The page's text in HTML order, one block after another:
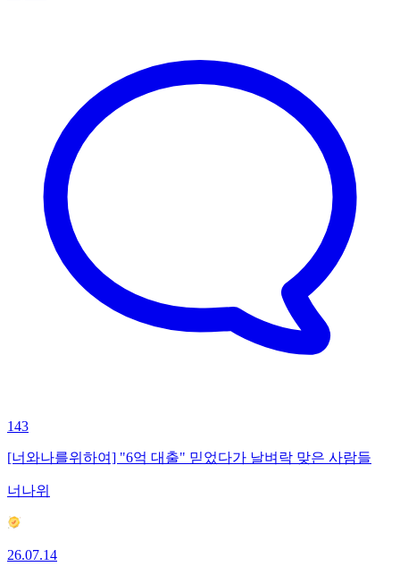
143
[너와나를위하여] "6억 대출" 믿었다가 날벼락 맞은 사람들
너나위
26.07.14